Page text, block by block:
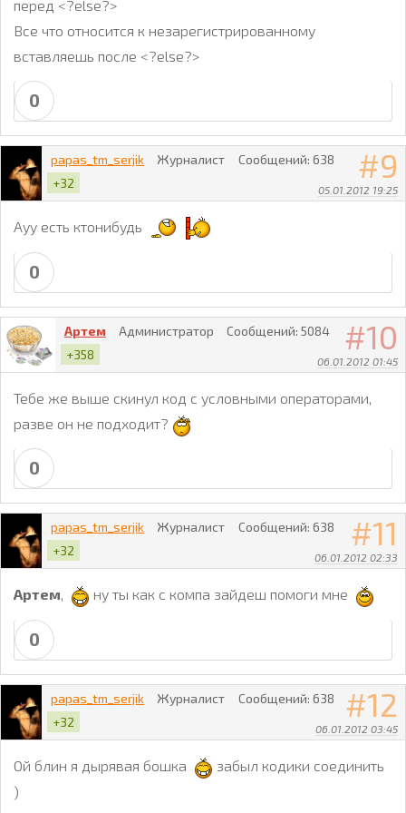
    </div>
  </div>
  </div>
  <!-- end pagetop -->
          <li class="masthead-expanded-menu-item">
Настройки
            </a>
          <li class="masthead-expanded-menu-item">
<a class="end" href="$LOGOUT_LINK$"
Выйти</a>
            </a>
          </li>
        </ul>
      </div>
<div id="masthead-expanded-loading-
          <div class="horizontal-rule ">
    <span class="first"></span>
    <span class="second"></span>
    <span class="third"></span>
  </div>
    </div>
  </div>
перед <?else?>
Все что относится к незарегистрированному
вставляешь после <?else?>
0
9
05.01.2012 19:25
papas_tm_serjik Журналист Сообщений: 638
+32
Ауу есть ктонибудь
0
10
06.01.2012 01:45
Артем Администратор Сообщений: 5084
+358
Тебе же выше скинул код с условными операторами,
разве он не подходит?
0
11
06.01.2012 02:33
papas_tm_serjik Журналист Сообщений: 638
+32
Артем, ну ты как с компа зайдеш помоги мне
0
12
06.01.2012 03:45
papas_tm_serjik Журналист Сообщений: 638
+32
Ой блин я дырявая бошка
забыл кодики соединить
)